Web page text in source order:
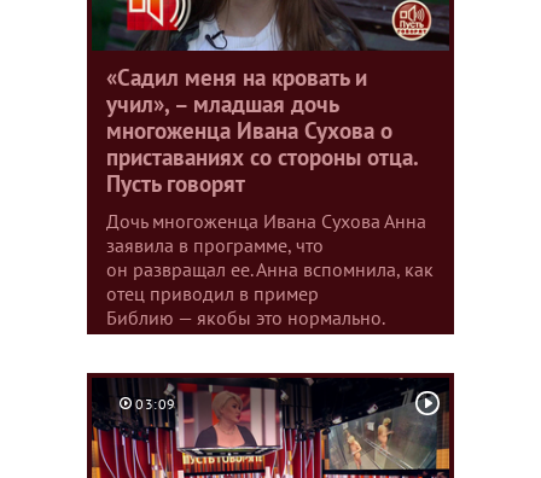
«Садил меня на кровать и
учил», – младшая дочь
многоженца Ивана Сухова о
приставаниях со стороны отца.
Пусть говорят
Дочь многоженца Ивана Сухова Анна
заявила в программе, что
он развращал ее. Анна вспомнила, как
отец приводил в пример
Библию — якобы это нормально.
03:09